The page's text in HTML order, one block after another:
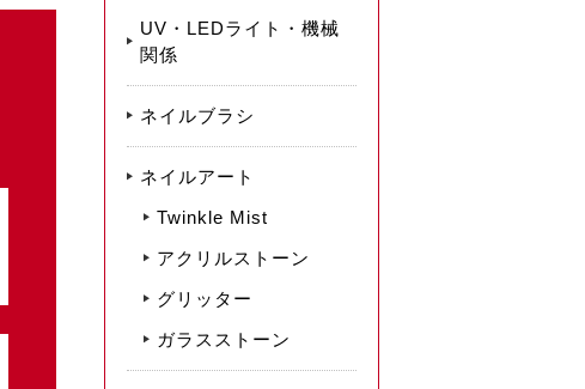
UV・LEDライト・機械
関係
ネイルブラシ
ネイルアート
Twinkle Mist
アクリルストーン
グリッター
ガラスストーン